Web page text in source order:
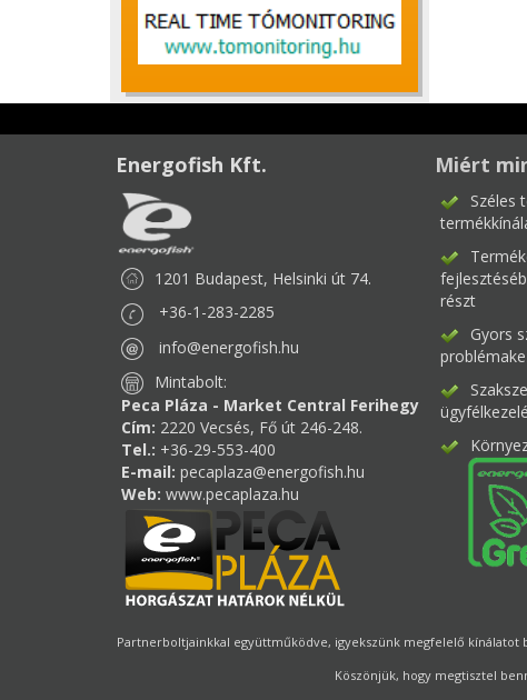
Energofish Kft.
1201 Budapest, Helsinki út 74.
+36-1-283-2285
info@energofish.hu
Mintabolt:
Peca Pláza - Market Central Ferihegy
Cím: 2220 Vecsés, Fő út 246-248.
Tel.: +36-29-553-400
E-mail: pecaplaza@energofish.hu
Web: www.pecaplaza.hu
Miért
Széles
részt
Gyors
Partnerboltjainkkal együttműködve, igyekszünk megfelelő
Köszönjük, hogy megtisztel